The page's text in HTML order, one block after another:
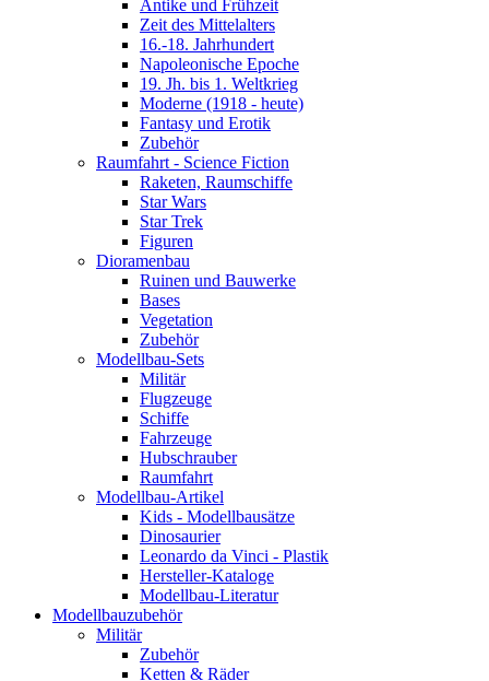
Antike und Frühzeit
Zeit des Mittelalters
16.-18. Jahrhundert
Napoleonische Epoche
19. Jh. bis 1. Weltkrieg
Moderne (1918 - heute)
Fantasy und Erotik
Zubehör
Raumfahrt - Science Fiction
Raketen, Raumschiffe
Star Wars
Star Trek
Figuren
Dioramenbau
Ruinen und Bauwerke
Bases
Vegetation
Zubehör
Modellbau-Sets
Militär
Flugzeuge
Schiffe
Fahrzeuge
Hubschrauber
Raumfahrt
Modellbau-Artikel
Kids - Modellbausätze
Dinosaurier
Leonardo da Vinci - Plastik
Hersteller-Kataloge
Modellbau-Literatur
Modellbauzubehör
Militär
Zubehör
Ketten & Räder